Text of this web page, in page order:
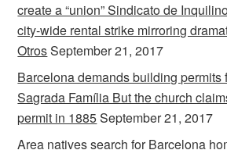
create a “union” Sindicato de
city-wide rental strike mirroring
OtrosSeptember 21, 2017
Barcelona demands building permits
Sagrada Família But the church
permit in 1885September 21, 2017
Area natives search for Barcelona